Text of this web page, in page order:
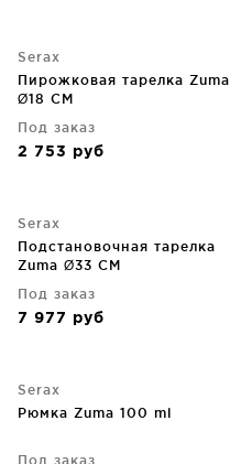
Serax
Пирожковая тарелка Zuma
Ø18 CM
Под заказ
2 753 руб
Serax
Подстановочная тарелка
Zuma Ø33 CM
Под заказ
7 977 руб
Serax
Рюмка Zuma 100 ml
Под заказ